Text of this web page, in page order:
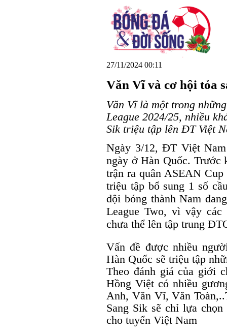
27/11/2024 00:11
Văn Vĩ và cơ hội tỏa
Văn Vĩ là một trong
League 2024/25, nhiều
Sik triệu tập lên ĐT Việt
Ngày 3/12, ĐT Việt
ngày ở Hàn Quốc. Trước
trận ra quân ASEAN
triệu tập bổ sung 1 số
đội bóng thành Nam
League Two, vì vậy
chưa thể lên tập trung
Vấn đề được nhiều
Hàn Quốc sẽ triệu tập
Theo đánh giá của giới
Hồng Việt có nhiều
Anh, Văn Vĩ, Văn
Sang Sik sẽ chỉ lựa
cho tuyển Việt Nam